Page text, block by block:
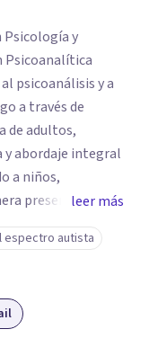
Psicología y
Psicoanalítica
psicoanálisis y a
a través de
de adultos,
y abordaje integral
a niños,
presencial
como
trastornos
(TEA) y
Entiendo que
por eso el
leer más
espectro autista